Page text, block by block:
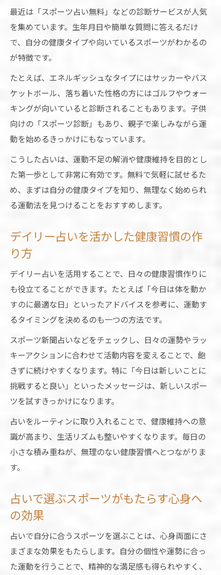
最近は「スポーツ占い無料」などの診断サービスが人気
を集めています。生年月日や簡単な質問に答えるだけ
で、自分の健康タイプや向いているスポーツがわかるの
が特徴です。
たとえば、エネルギッシュなタイプにはサッカーやバス
ケットボール、落ち着いた性格の方にはゴルフやウォー
キングが向いていると診断されることもあります。子供
向けの「スポーツ診断」もあり、親子で楽しみながら運
動を始めるきっかけにもなっています。
こうした占いは、運動不足の解消や健康維持を目的とし
た第一歩として非常に有効です。無料で気軽に試せるた
め、まずは自分の健康タイプを知り、無理なく始められ
る運動法を見つけることをおすすめします。
デイリー占いを活かした健康習慣の作
り方
デイリー占いを活用することで、日々の健康習慣作りに
も役立てることができます。たとえば「今日は体を動か
すのに最適な日」といったアドバイスを参考に、運動す
るタイミングを決めるのも一つの方法です。
スポーツ新聞占いなどをチェックし、日々の運勢やラッ
キーアクションに合わせて活動内容を変えることで、飽
きずに続けやすくなります。特に「今日は新しいことに
挑戦すると良い」といったメッセージは、新しいスポー
ツを試すきっかけになります。
占いをルーティンに取り入れることで、健康維持への意
識が高まり、生活リズムも整いやすくなります。毎日の
小さな積み重ねが、無理のない健康習慣へとつながりま
す。
占いで選ぶスポーツがもたらす心身へ
の効果
占いで自分に合うスポーツを選ぶことは、心身両面にさ
まざまな効果をもたらします。自分の個性や運勢に合っ
た運動を行うことで、精神的な満足感も得られやすく、